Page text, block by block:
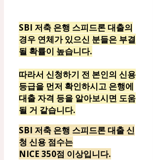
SBI 저축 은행 스피드론 대출의
경우 연체가 있으신 분들은 부결
될 확률이 높습니다.
따라서 신청하기 전 본인의 신용
등급을 먼저 확인하시고 은행에
대출 자격 등을 알아보시면 도움
될 거 같습니다.
SBI 저축 은행 스피드론 대출 신
청 신용 점수는
NICE 350점 이상입니다.